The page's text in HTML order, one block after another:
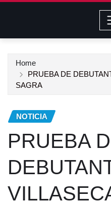
Home
PRUEBA DE
SAGRA
NOTICIA
PRUEBA